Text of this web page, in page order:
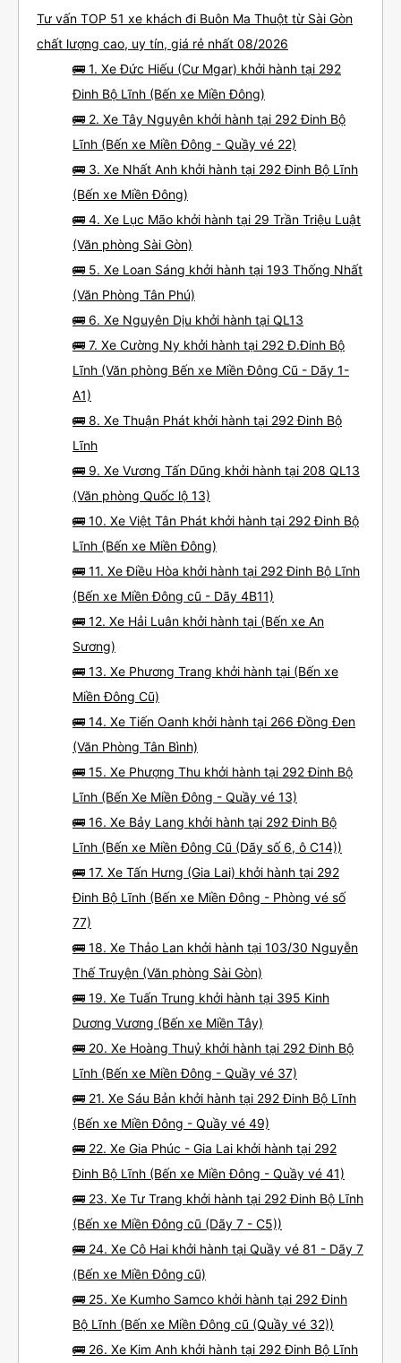
Tư vấn TOP 51 xe khách đi Buôn Ma Thuột từ Sài Gòn
chất lượng cao, uy tín, giá rẻ nhất 08/2026
🚌 1. Xe Đức Hiếu (Cư Mgar) khởi hành tại 292
Đinh Bộ Lĩnh (Bến xe Miền Đông)
🚌 2. Xe Tây Nguyên khởi hành tại 292 Đinh Bộ
Lĩnh (Bến xe Miền Đông - Quầy vé 22)
🚌 3. Xe Nhất Anh khởi hành tại 292 Đinh Bộ Lĩnh
(Bến xe Miền Đông)
🚌 4. Xe Lục Mão khởi hành tại 29 Trần Triệu Luật
(Văn phòng Sài Gòn)
🚌 5. Xe Loan Sáng khởi hành tại 193 Thống Nhất
(Văn Phòng Tân Phú)
🚌 6. Xe Nguyên Dịu khởi hành tại QL13
🚌 7. Xe Cường Ny khởi hành tại 292 Đ.Đinh Bộ
Lĩnh (Văn phòng Bến xe Miền Đông Cũ - Dãy 1-
A1)
🚌 8. Xe Thuận Phát khởi hành tại 292 Đinh Bộ
Lĩnh
🚌 9. Xe Vương Tấn Dũng khởi hành tại 208 QL13
(Văn phòng Quốc lộ 13)
🚌 10. Xe Việt Tân Phát khởi hành tại 292 Đinh Bộ
Lĩnh (Bến xe Miền Đông)
🚌 11. Xe Điều Hòa khởi hành tại 292 Đinh Bộ Lĩnh
(Bến xe Miền Đông cũ - Dãy 4B11)
🚌 12. Xe Hải Luân khởi hành tại (Bến xe An
Sương)
🚌 13. Xe Phương Trang khởi hành tại (Bến xe
Miền Đông Cũ)
🚌 14. Xe Tiến Oanh khởi hành tại 266 Đồng Đen
(Văn Phòng Tân Bình)
🚌 15. Xe Phượng Thu khởi hành tại 292 Đinh Bộ
Lĩnh (Bến Xe Miền Đông - Quầy vé 13)
🚌 16. Xe Bảy Lang khởi hành tại 292 Đinh Bộ
Lĩnh (Bến xe Miền Đông Cũ (Dãy số 6, ô C14))
🚌 17. Xe Tấn Hưng (Gia Lai) khởi hành tại 292
Đinh Bộ Lĩnh (Bến xe Miền Đông - Phòng vé số
77)
🚌 18. Xe Thảo Lan khởi hành tại 103/30 Nguyễn
Thế Truyện (Văn phòng Sài Gòn)
🚌 19. Xe Tuấn Trung khởi hành tại 395 Kinh
Dương Vương (Bến xe Miền Tây)
🚌 20. Xe Hoàng Thuỷ khởi hành tại 292 Đinh Bộ
Lĩnh (Bến xe Miền Đông - Quầy vé 37)
🚌 21. Xe Sáu Bản khởi hành tại 292 Đinh Bộ Lĩnh
(Bến xe Miền Đông - Quầy vé 49)
🚌 22. Xe Gia Phúc - Gia Lai khởi hành tại 292
Đinh Bộ Lĩnh (Bến xe Miền Đông - Quầy vé 41)
🚌 23. Xe Tư Trang khởi hành tại 292 Đinh Bộ Lĩnh
(Bến xe Miền Đông cũ (Dãy 7 - C5))
🚌 24. Xe Cô Hai khởi hành tại Quầy vé 81 - Dãy 7
(Bến xe Miền Đông cũ)
🚌 25. Xe Kumho Samco khởi hành tại 292 Đinh
Bộ Lĩnh (Bến xe Miền Đông cũ (Quầy vé 32))
🚌 26. Xe Kim Anh khởi hành tại 292 Đinh Bộ Lĩnh